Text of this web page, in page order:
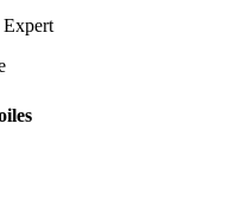
Expert